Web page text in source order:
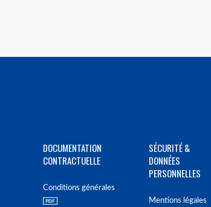
DOCUMENTATION
CONTRACTUELLE
Conditions générales
SÉCURITÉ &
DONNÉES
PERSONNELLES
Mentions légales